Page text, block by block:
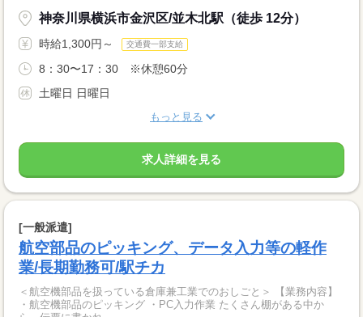
神奈川県横浜市金沢区/並木北駅（徒歩 12分）
時給1,300円～ 交通費一部支給
8：30〜17：30 ※休憩60分
土曜日 日曜日
もっと見る
求人詳細を見る
[一般派遣]
航空部品のピッキング、データ入力等の軽作
業/長期勤務可/駅チカ
＜航空機部品を扱っている倉庫兼工業でのおしごと＞ 【業務内容】
・航空機部品のピッキング ・PC入力作業 たくさん棚がある中か